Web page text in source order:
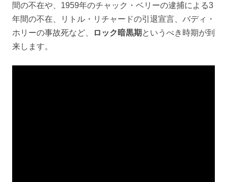
間の不在や、1959年のチャック・ベリーの逮捕による3
年間の不在、リトル・リチャードの引退宣言、バディ・
ホリーの事故死など、
ロック暗黒期 というべき時期が到
来します。